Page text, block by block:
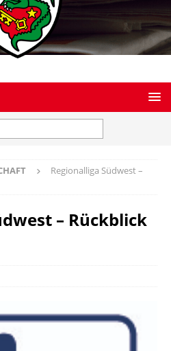
Regionalliga Südwest –
– Rückblick